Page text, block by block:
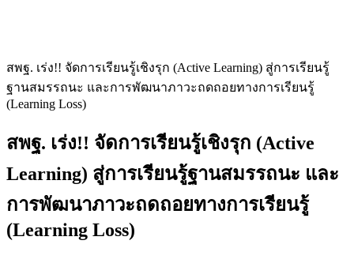
สพฐ. เร่ง!! จัดการเรียนรู้เชิงรุก (Active Learning) สู่การเรียนรู้
ฐานสมรรถนะ และการพัฒนาภาวะถดถอยทางการเรียนรู้
(Learning Loss)
สพฐ. เร่ง!! จัดการเรียนรู้เชิงรุก (Active
Learning) สู่การเรียนรู้ฐานสมรรถนะ และ
การพัฒนาภาวะถดถอยทางการเรียนรู้
(Learning Loss)